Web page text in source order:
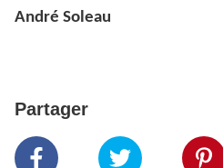
André Soleau
Partager